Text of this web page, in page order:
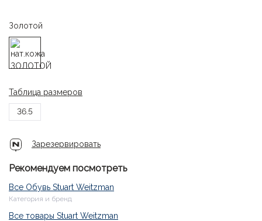
Золотой
Таблица размеров
36.5
Зарезервировать
Рекомендуем посмотреть
Все Обувь Stuart Weitzman
Категория и бренд
Все товары Stuart Weitzman